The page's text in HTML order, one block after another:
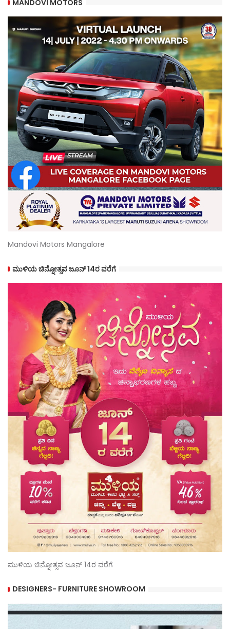
MANDOVI MOTORS
Mandovi Motors Mangalore
ಮುಳಿಯ ಚಿನ್ನೋತ್ಸವ ಜೂನ್ 14ರ ವರೆಗೆ
ಮುಳಿಯ ಚಿನ್ನೋತ್ಸವ ಜೂನ್ 14ರ ವರೆಗೆ
DESIGNERS- FURNITURE SHOWROOM